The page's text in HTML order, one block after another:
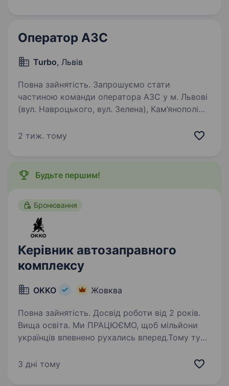
Оператор АЗС
Turbo, Львів
Повна зайнятість. Запрошуємо стати
частиною команди оператора АЗС у м. Львові
(вул. Навроцького, вул. Зелена), Кам’янополі
пунктуальність, відповідальність та бажання
2 тиж. тому
Будьте першим!
Бронювання
Керівник автозаправного
комплексу
OKKO Жовква
Повна зайнятість. Досвід роботи від 2 років.
Вища освіта. Ми ПРАЦЮЄМО, щоб мільйони
українців впевнено рухались вперед.Тому тут
до команди ОККО, формуймо надійний тил
3 дні тому